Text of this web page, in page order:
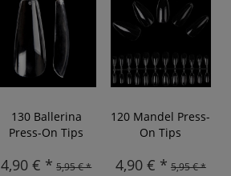
130 Ballerina
Press-On Tips
4,90 € * 5,95 € *
120 Mandel Press-
On Tips
4,90 € * 5,95 € *